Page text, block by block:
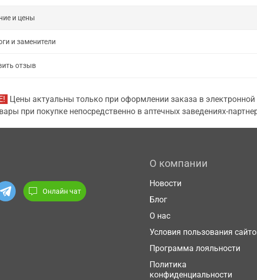
и цены
и заменители
отзыв
Цены актуальны только при оформлении заказа в
при покупке непосредственно в аптечных заведениях-
Онлайн чат
О компании
Новости
Блог
О нас
Условия пользования
Программа лояльности
Политика
конфиденциальности